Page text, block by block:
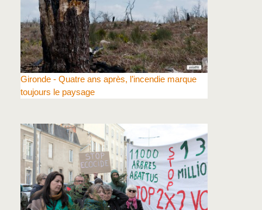
Gironde - Quatre ans après, l’incendie marque
toujours le paysage